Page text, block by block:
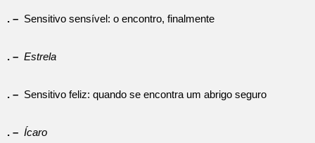
. – Sensitivo sensível: o encontro, finalmente
. – Estrela
. – Sensitivo feliz: quando se encontra um abrigo seguro
. – Ícaro